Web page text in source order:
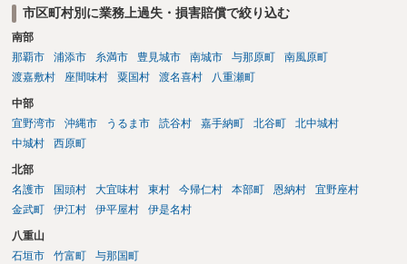
市区町村別に業務上過失・損害賠償で絞り込む
南部
那覇市
浦添市 糸満市 豊見城市 南城市 与那原町
南風原町
渡嘉敷村
座間味村 粟国村 渡名喜村 八重瀬町
中部
宜野湾市
沖縄市 うるま市 読谷村 嘉手納町 北谷町
北中城村
中城村
西原町
北部
名護市
国頭村 大宜味村 東村 今帰仁村 本部町 恩納村
宜野座村
金武町
伊江村 伊平屋村 伊是名村
八重山
石垣市
竹富町 与那国町